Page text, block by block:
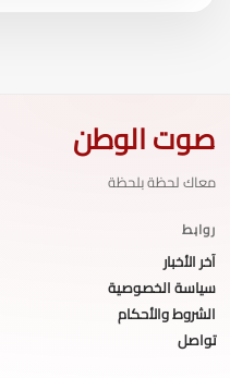
صوت الوطن
معاك لحظة بلحظة
روابط
آخر الأخبار
سياسة الخصوصية
الشروط والأحكام
تواصل